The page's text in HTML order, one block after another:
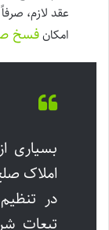
عقد لازم،
امکانفسخ
بسیاری
املاک
در
تبعات